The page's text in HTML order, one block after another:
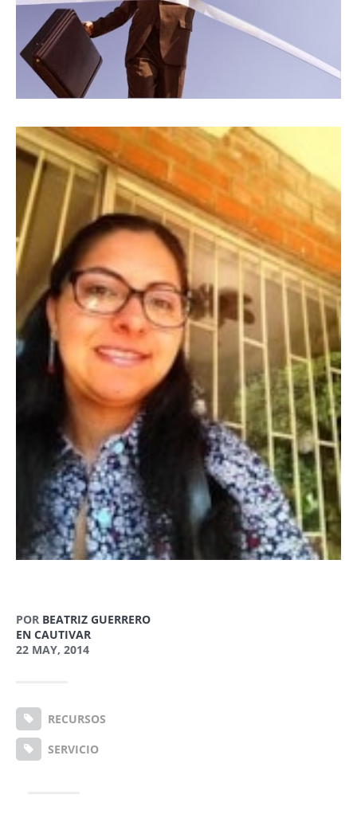
POR BEATRIZ GUERRERO
EN CAUTIVAR
22 MAY, 2014
RECURSOS
SERVICIO